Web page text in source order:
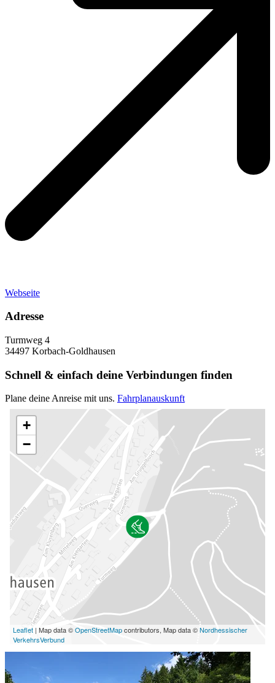
Webseite
Adresse
Turmweg 4
34497 Korbach-Goldhausen
Schnell & einfach deine Verbindungen finden
Plane deine Anreise mit uns. Fahrplanauskunft